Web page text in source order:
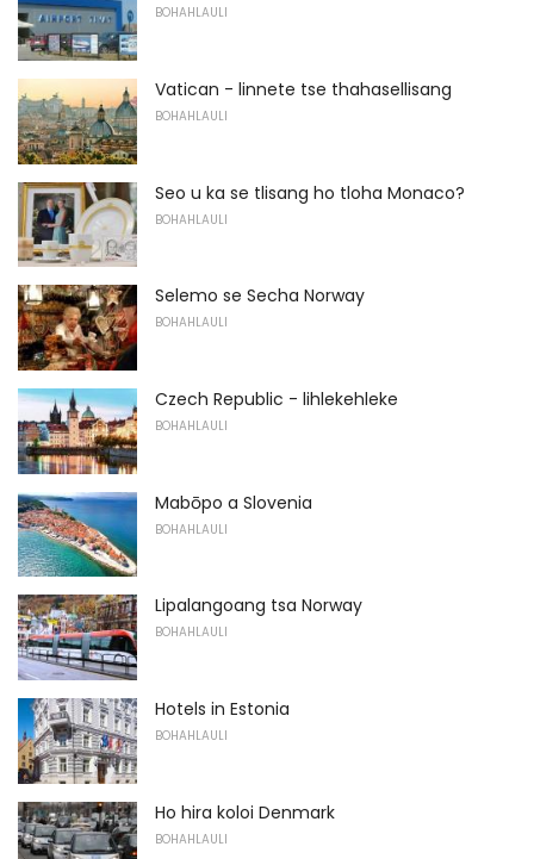
BOHAHLAULI
Vatican - linnete tse thahasellisang
BOHAHLAULI
Seo u ka se tlisang ho tloha Monaco?
BOHAHLAULI
Selemo se Secha Norway
BOHAHLAULI
Czech Republic - lihlekehleke
BOHAHLAULI
Mabōpo a Slovenia
BOHAHLAULI
Lipalangoang tsa Norway
BOHAHLAULI
Hotels in Estonia
BOHAHLAULI
Ho hira koloi Denmark
BOHAHLAULI